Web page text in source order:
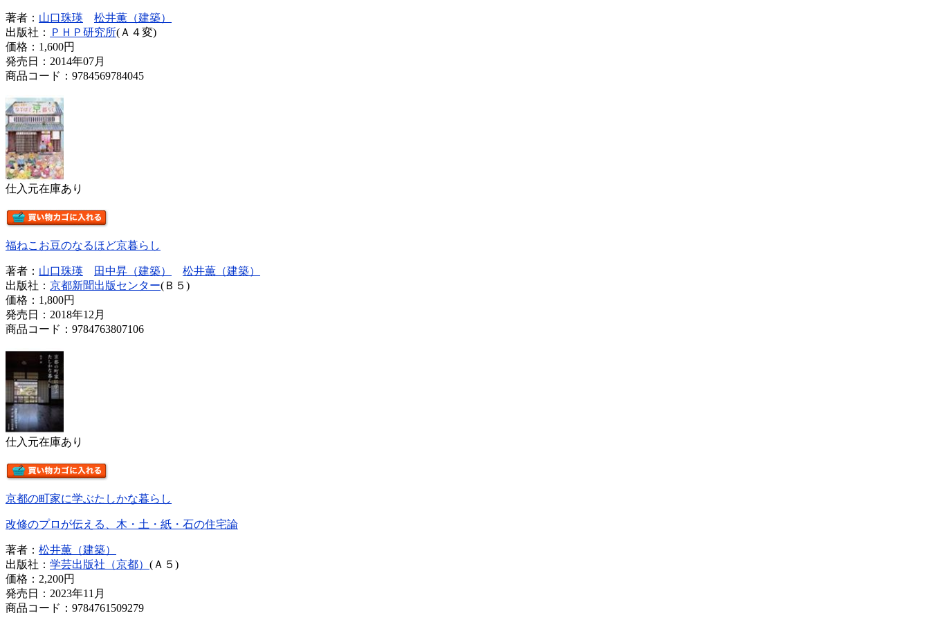
著者： 山口珠瑛
松井薫（建築）
出版社：
ＰＨＰ研究所(Ａ４変)
価格： 1,600円
発売日：2014年07月
商品コード：9784569784045
仕入元在庫あり
福ねこお豆のなるほど京暮らし
著者： 山口珠瑛 田中昇（建築）
松井薫（建築）
出版社： 京都新聞出版センター(Ｂ５)
価格： 1,800円
発売日：2018年12月
商品コード：9784763807106
仕入元在庫あり
京都の町家に学ぶたしかな暮らし
改修のプロが伝える、木・土・紙・石の住宅論
著者： 松井薫（建築）
出版社： 学芸出版社（京都） (Ａ５)
価格： 2,200円
発売日：2023年11月
商品コード：9784761509279